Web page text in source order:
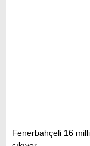
Fenerbahçeli 16